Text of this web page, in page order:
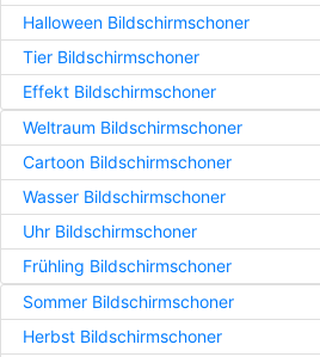
Halloween Bildschirmschoner
Tier Bildschirmschoner
Effekt Bildschirmschoner
Weltraum Bildschirmschoner
Cartoon Bildschirmschoner
Wasser Bildschirmschoner
Uhr Bildschirmschoner
Frühling Bildschirmschoner
Sommer Bildschirmschoner
Herbst Bildschirmschoner